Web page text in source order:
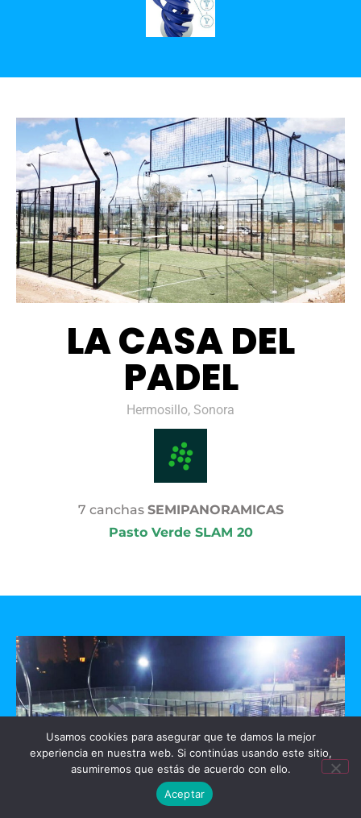
LA CASA DEL
PADEL
Hermosillo, Sonora
7 canchas SEMIPANORAMICAS
Pasto Verde SLAM 20
Usamos cookies para asegurar que te damos la mejor
experiencia en nuestra web. Si continúas usando este sitio,
asumiremos que estás de acuerdo con ello.
Aceptar